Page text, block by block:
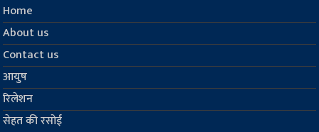
Home
About us
Contact us
आयुष
रिलेशन
सेहत की रसोई